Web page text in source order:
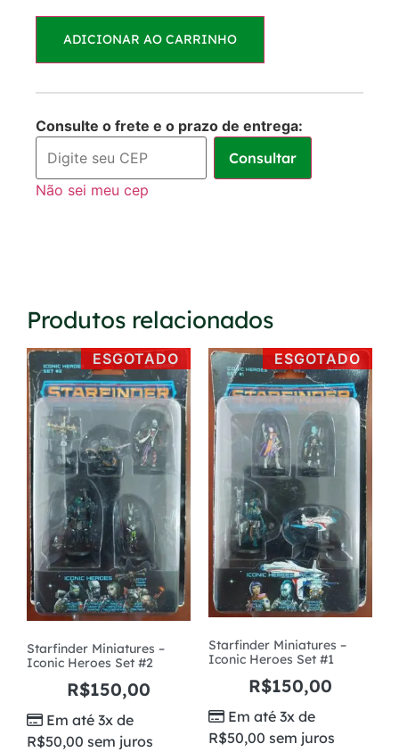
1x de R$55,00
sem juros
ADICIONAR AO CARRINHO
Consulte o frete e o prazo de entrega:
Consultar
Não sei meu cep
Produtos relacionados
ESGOTADO
Starfinder Miniatures –
Iconic Heroes Set #2
R$150,00
Em até 3x de
R$50,00 sem juros
ESGOTADO
Starfinder Miniatures –
Iconic Heroes Set #1
R$150,00
Em até 3x de
R$50,00 sem juros